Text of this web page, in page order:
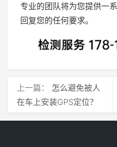
专业的团队将为您提供一
回复您的任何要求。
上一篇： 怎么避免被人
在车上安装GPS定位？